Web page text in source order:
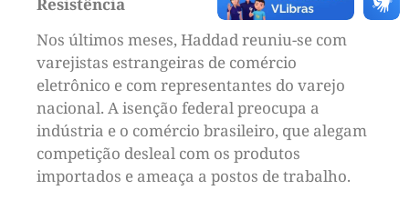
Nos últimos meses, Haddad reuniu-se com
varejistas estrangeiras de comércio
eletrônico e com representantes do varejo
nacional. A isenção federal preocupa a
indústria e o comércio brasileiro, que alegam
competição desleal com os produtos
importados e ameaça a postos de trabalho.